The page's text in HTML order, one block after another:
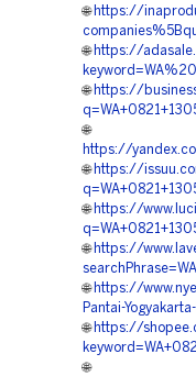
🌐 https://
🌐 https://
🌐 https://
🌐
https://
🌐 https://
🌐 https://
🌐 https://
🌐 https://
Pantai-
🌐 https://
🌐